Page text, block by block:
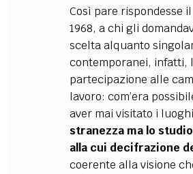
Così pare rispondesse
1968, a chi gli
scelta alquanto
contemporanei, infatti,
partecipazione alle
lavoro: com’era
aver mai visitato i
stranezza ma lo
alla cui decifrazione
coerente alla visione